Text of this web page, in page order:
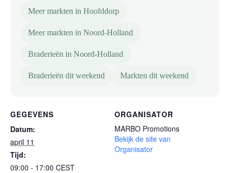
Meer markten in Hoofddorp
Meer markten in Noord-Holland
Braderieën in Noord-Holland
Braderieën dit weekend Markten dit weekend
GEGEVENS
Datum:
april 11
Tijd:
09:00 - 17:00 CEST
ORGANISATOR
MARBO Promotions
Bekijk de site van
Organisator